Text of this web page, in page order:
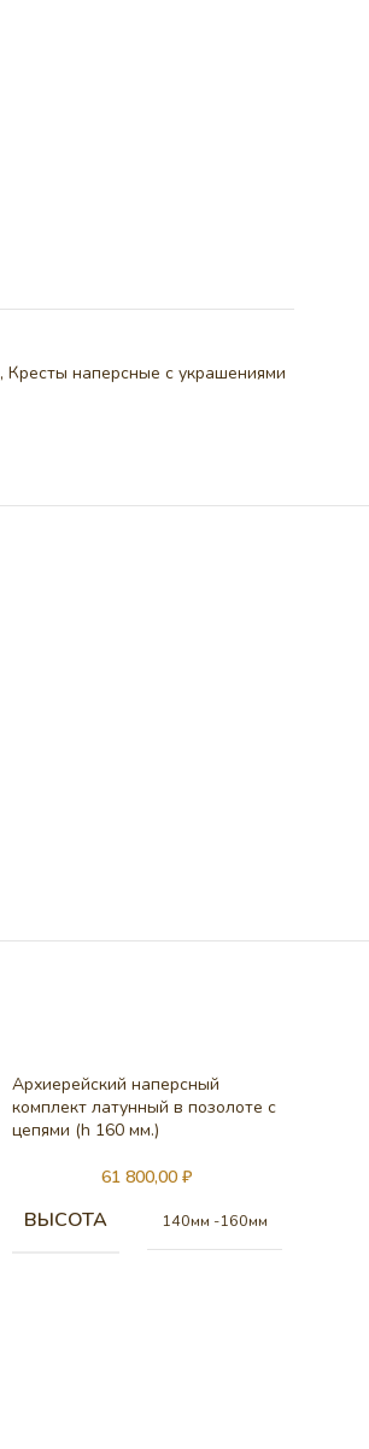
, Кресты наперсные с украшениями
Архиерейский наперсный
комплект латунный в позолоте с
цепями (h 160 мм.)
61 800,00₽
ВЫСОТА 140мм -160мм